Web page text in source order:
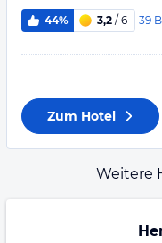
44% 3,2 / 6 39
Zum Hotel
Weitere